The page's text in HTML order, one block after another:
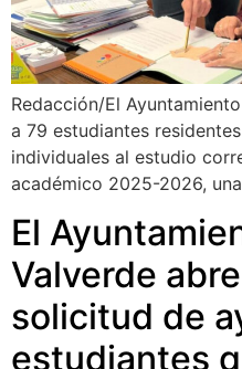
Redacción/El
a 79 estudiantes
individuales al estudio
académico 2025-2026, una
El
Valverde
solicitud de
estudiantes